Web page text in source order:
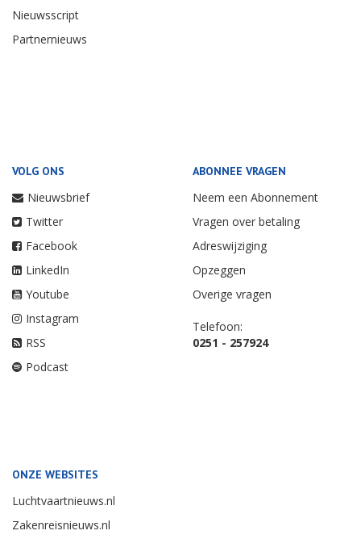
Nieuwsscript
Partnernieuws
VOLG ONS
Nieuwsbrief
Twitter
Facebook
LinkedIn
Youtube
Instagram
RSS
Podcast
ABONNEE VRAGEN
Neem een Abonnement
Vragen over betaling
Adreswijziging
Opzeggen
Overige vragen
Telefoon:
0251 - 257924
ONZE WEBSITES
Luchtvaartnieuws.nl
Zakenreisnieuws.nl